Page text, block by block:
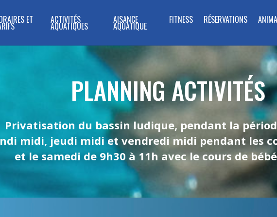
ET ACTIVITÉS
AQUATIQUES
AISANCE
AQUATIQUE
FITNESS RÉSERVATIONS
PLANNING ACTIVITÉS
Privatisation du bassin ludique, pendant la
midi, jeudi midi et vendredi midi pendant les
et le samedi de 9h30 à 11h avec le cours de